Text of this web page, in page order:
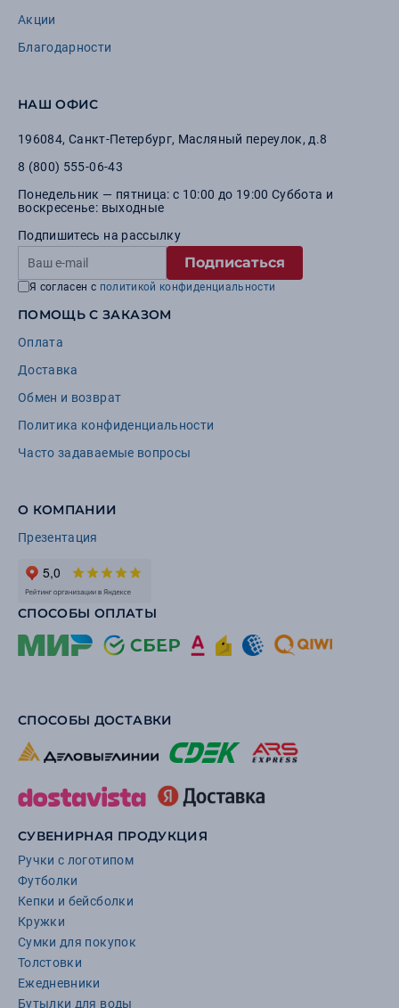
Акции
Благодарности
НАШ ОФИС
196084, Санкт-Петербург, Масляный переулок, д.8
8 (800) 555-06-43
Понедельник — пятница: с 10:00 до 19:00 Суббота и
воскресенье: выходные
Подпишитесь на рассылку
Подписаться
Я согласен с политикой конфиденциальности
ПОМОЩЬ С ЗАКАЗОМ
Оплата
Доставка
Обмен и возврат
Политика конфиденциальности
Часто задаваемые вопросы
О КОМПАНИИ
Презентация
СПОСОБЫ ОПЛАТЫ
СПОСОБЫ ДОСТАВКИ
СУВЕНИРНАЯ ПРОДУКЦИЯ
Ручки с логотипом
Футболки
Кепки и бейсболки
Кружки
Сумки для покупок
Толстовки
Ежедневники
Бутылки для воды